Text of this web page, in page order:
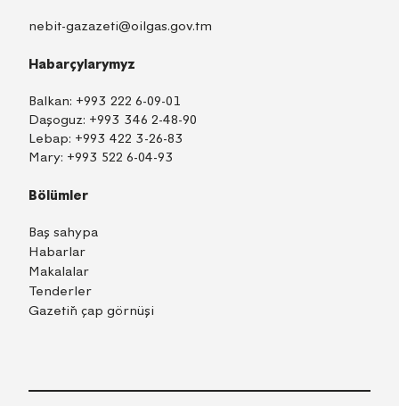
nebit-gazazeti@oilgas.gov.tm
Habarçylarymyz
Balkan: +993 222 6-09-01
Daşoguz: +993 346 2-48-90
Lebap: +993 422 3-26-83
Mary: +993 522 6-04-93
Bölümler
Baş sahypa
Habarlar
Makalalar
Tenderler
Gazetiň çap görnüşi